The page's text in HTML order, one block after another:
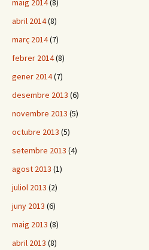
maig 2014(8)
abril 2014(8)
març 2014(7)
febrer 2014(8)
gener 2014(7)
desembre 2013 (6)
novembre 2013 (5)
octubre 2013 (5)
setembre 2013 (4)
agost 2013 (1)
juliol 2013 (2)
juny 2013 (6)
maig 2013 (8)
abril 2013 (8)